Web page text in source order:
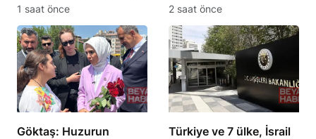
toplandı
1 saat önce
kalkınmanın önü
açılacak
2 saat önce
Göktaş: Huzurun
Türkiye ve 7 ülke, İsrail